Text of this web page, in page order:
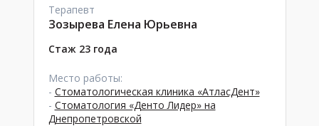
Терапевт
Зозырева Елена Юрьевна
Стаж 23 года
Место работы:
- Стоматологическая клиника «АтласДент»
- Стоматология «Денто Лидер» на
Днепропетровской